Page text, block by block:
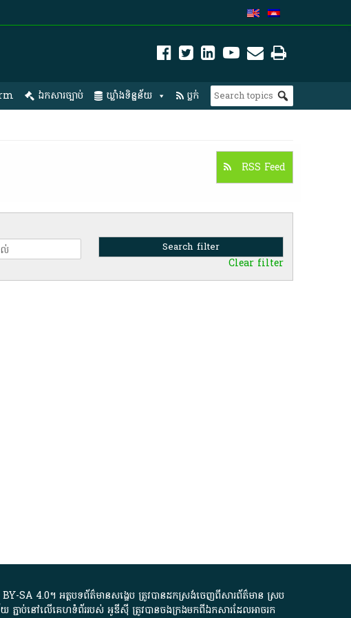
ឯកសារច្បាប់ ឃ្លាំងទិន្នន័យ ប្លក់
RSS Feed
Clear filter
BY-SA 4.0។​ អត្ថបទ​ព័ត៌មាន​សង្ខេប​ ត្រូវ​បាន​ដកស្រង់​ចេញពី​សារព័ត៌មាន ស្រប
យ ​ភ្ជាប់​នៅ​លើ​គេហទំព័រ​របស់​ អូ​ឌី​ស៊ី​ ត្រូវ​បាន​ចងក្រង​មក​ពី​ឯកសារ​ដែល​អាច​រក​